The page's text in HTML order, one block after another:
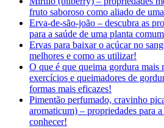
fruto saboroso como aliado de
Erva-de-são-joão – descubra as
para a saúde de uma planta
Ervas para baixar o açúcar no
melhores e como as utilizar!
O que é que queima gordura mais
exercícios e queimadores de
formas mais eficazes!
Pimentão perfumado, cravinho
aromaticum) – propriedades para
conhecer!